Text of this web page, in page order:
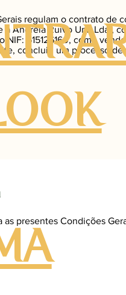
regulam o contrato de
a Andreia Ruivo Uni, Lda.,
NIF: 515126160, como
concluiu um processo
as presentes Condições